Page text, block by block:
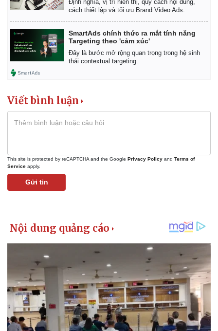
Định nghĩa, vị trí hiển thị, quy cách nội dung,
cách thiết lập và tối ưu Brand Video Ads.
SmartAds chính thức ra mắt tính năng
Targeting theo 'cảm xúc'
Đây là bước mở rộng quan trọng trong hệ sinh
thái contextual targeting.
Viết bình luận
This site is protected by reCAPTCHA and the Google Privacy Policy and Terms of
Service apply.
Gửi tin